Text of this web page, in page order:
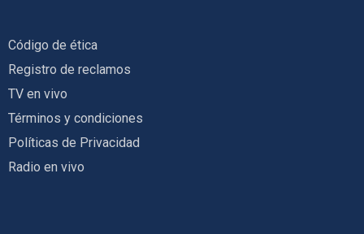
Código de ética
Registro de reclamos
TV en vivo
Términos y condiciones
Políticas de Privacidad
Radio en vivo